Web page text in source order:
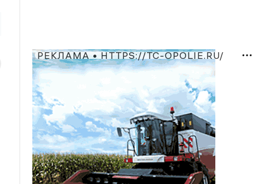
РЕКЛАМА • HTTPS://TC-OPOLIE.RU/